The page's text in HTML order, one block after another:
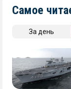
Самое
За день